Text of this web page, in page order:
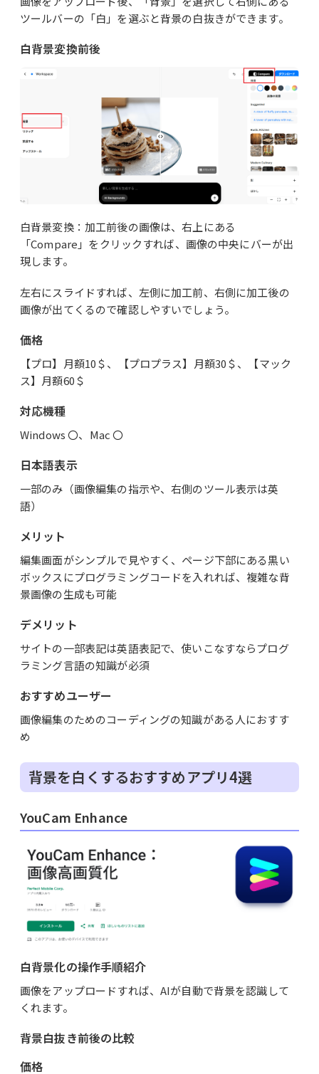
ツールバーの「白」を選ぶと背景の白抜きができます。
白背景変換前後
白背景変換：加工前後の画像は、右上にある
「Compare」をクリックすれば、画像の中央にバーが出
現します。
左右にスライドすれば、左側に加工前、右側に加工後の
画像が出てくるので確認しやすいでしょう。
価格
【プロ】月額10＄、【プロプラス】月額30＄、【マック
ス】月額60＄
対応機種
Windows 〇、Mac 〇
日本語表示
一部のみ（画像編集の指示や、右側のツール表示は英
語）
メリット
編集画面がシンプルで見やすく、ページ下部にある黒い
ボックスにプログラミングコードを入れれば、複雑な背
景画像の生成も可能
デメリット
サイトの一部表記は英語表記で、使いこなすならプログ
ラミング言語の知識が必須
おすすめユーザー
画像編集のためのコーディングの知識がある人におすす
め
背景を白くするおすすめアプリ4選
YouCam Enhance
白背景化の操作手順紹介
画像をアップロードすれば、AIが自動で背景を認識して
くれます。
背景白抜き前後の比較
価格